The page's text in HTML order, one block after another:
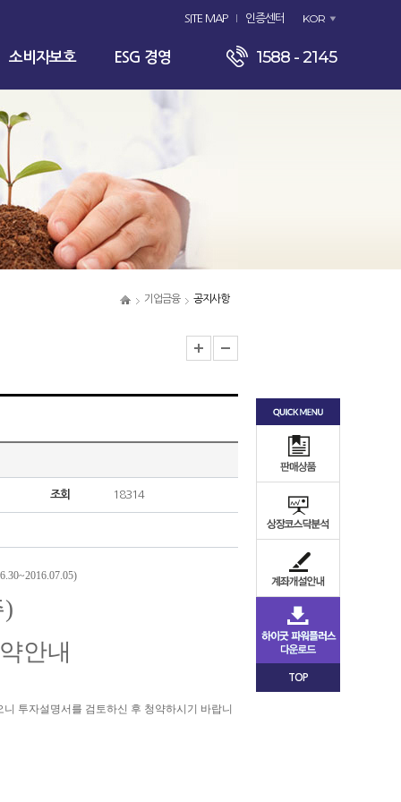
SITE MAP 인증센터 KOR
소비자보호 ESG 경영 1588 - 2145
기업금융 공지사항
조회 18314
안내
투자설명서를 검토하신 후 청약하시기 바랍니
TOP